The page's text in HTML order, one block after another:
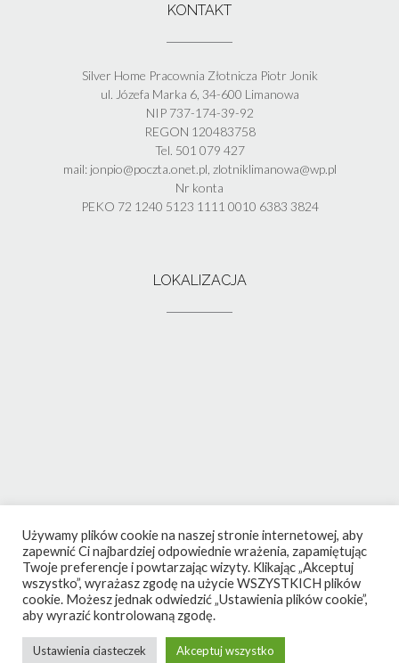
KONTAKT
Silver Home Pracownia Złotnicza Piotr Jonik
ul. Józefa Marka 6, 34-600 Limanowa
NIP 737-174-39-92
REGON 120483758
Tel. 501 079 427
mail: jonpio@poczta.onet.pl, zlotniklimanowa@wp.pl
Nr konta
PEKO 72 1240 5123 1111 0010 6383 3824
LOKALIZACJA
Theme byOut the Box
Używamy plików cookie na naszej stronie internetowej, aby
zapewnić Ci najbardziej odpowiednie wrażenia, zapamiętując
Twoje preferencje i powtarzając wizyty. Klikając „Akceptuj
wszystko”, wyrażasz zgodę na użycie WSZYSTKICH plików
cookie. Możesz jednak odwiedzić „Ustawienia plików cookie”,
aby wyrazić kontrolowaną zgodę.
Ustawienia ciasteczek Akceptuj wszystko